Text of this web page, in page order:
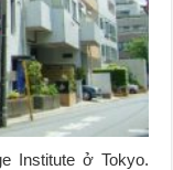
Institute ở Tokyo.